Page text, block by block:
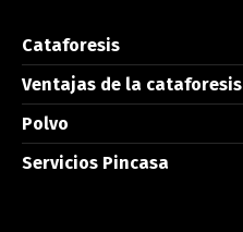
Cataforesis
Ventajas de la cataforesis
Polvo
Servicios Pincasa